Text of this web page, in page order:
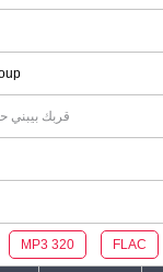
قربك بيبني
MP3 320 FLAC